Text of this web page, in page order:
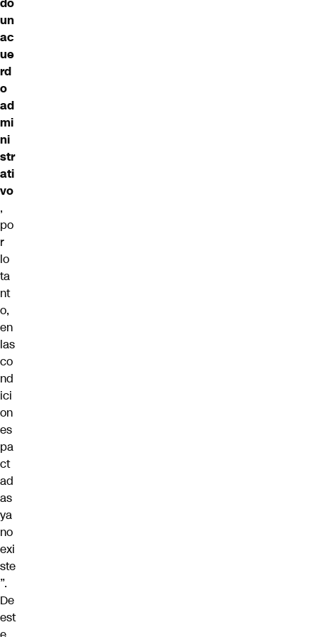
un
ac
ue
rd
o
ad
mi
ni
str
ati
vo
,
po
r
lo
ta
nt
o,
en
las
co
nd
ici
on
es
pa
ct
ad
as
ya
no
exi
ste
”.
De
est